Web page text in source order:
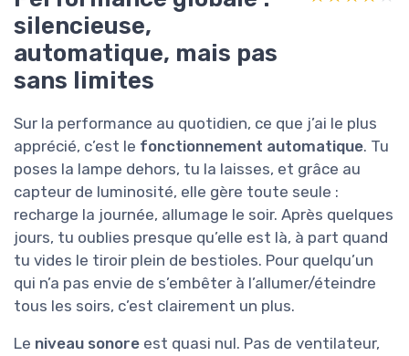
silencieuse,
automatique, mais pas
sans limites
Sur la performance au quotidien, ce que j’ai le plus
apprécié, c’est le fonctionnement automatique. Tu
poses la lampe dehors, tu la laisses, et grâce au
capteur de luminosité, elle gère toute seule :
recharge la journée, allumage le soir. Après quelques
jours, tu oublies presque qu’elle est là, à part quand
tu vides le tiroir plein de bestioles. Pour quelqu’un
qui n’a pas envie de s’embêter à l’allumer/éteindre
tous les soirs, c’est clairement un plus.
Le niveau sonore est quasi nul. Pas de ventilateur,